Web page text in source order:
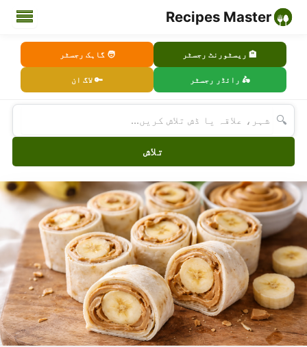
Recipes Master
🏨 ریسٹورنٹ رجسٹر 🧑 گاہک رجسٹر
🛵 رائڈر رجسٹر 🔑 لاگ ان
🔍
تلاش